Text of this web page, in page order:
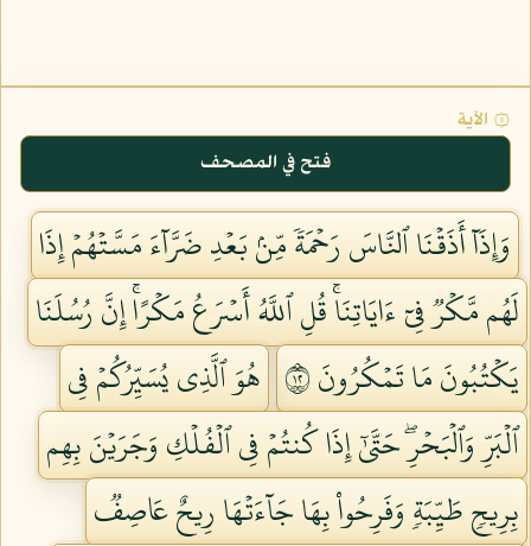
۞ الآية
فتح في المصحف
وَإِذَآ أَذَقۡنَا ٱلنَّاسَ رَحۡمَةٗ مِّنۢ بَعۡدِ ضَرَّآءَ مَسَّتۡهُمۡ إِذَا
لَهُم مَّكۡرٞ فِيٓ ءَايَاتِنَاۚ قُلِ ٱللَّهُ أَسۡرَعُ مَكۡرًاۚ إِنَّ رُسُلَنَا
يَكۡتُبُونَ مَا تَمۡكُرُونَ ٢١
هُوَ ٱلَّذِي يُسَيِّرُكُمۡ فِي
ٱلۡبَرِّ وَٱلۡبَحۡرِۖ حَتَّىٰٓ إِذَا كُنتُمۡ فِي ٱلۡفُلۡكِ وَجَرَيۡنَ بِهِم
بِرِيحٖ طَيِّبَةٖ وَفَرِحُواْ بِهَا جَآءَتۡهَا رِيحٌ عَاصِفٞ